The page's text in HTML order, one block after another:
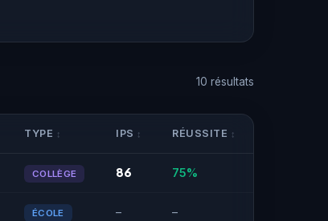
10 résultats
TYPE IPS RÉUSSITE
COLLÈGE 86 75%
ÉCOLE – –